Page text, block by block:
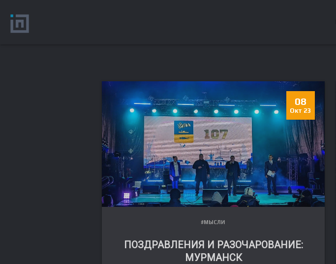
08
Окт 23
#МЫСЛИ
ПОЗДРАВЛЕНИЯ И РАЗОЧАРОВАНИЕ:
МУРМАНСК